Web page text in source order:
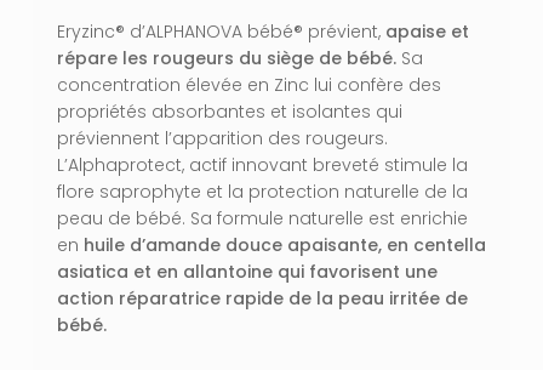
Eryzinc® d’ALPHANOVA bébé® prévient, apaise et
répare les rougeurs du siège de bébé.Sa
concentration élevée en Zinc lui confère des
propriétés absorbantes et isolantes qui
préviennent l’apparition des rougeurs.
L’Alphaprotect, actif innovant breveté stimule la
flore saprophyte et la protection naturelle de la
peau de bébé. Sa formule naturelle est enrichie
en huile d’amande douce apaisante, en centella
asiatica et en allantoine qui favorisent une
action réparatrice rapide de la peau irritée de
bébé.